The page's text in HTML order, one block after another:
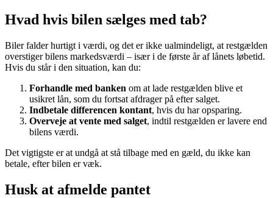
Hvad hvis bilen sælges med tab?
Biler falder hurtigt i værdi, og det er ikke ualmindeligt, at restgælden
overstiger bilens markedsværdi – især i de første år af lånets løbetid.
Hvis du står i den situation, kan du:
Forhandle med banken om at lade restgælden blive et
usikret lån, som du fortsat afdrager på efter salget.
Indbetale differencen kontant, hvis du har opsparing.
Overveje at vente med salget, indtil restgælden er lavere end
bilens værdi.
Det vigtigste er at undgå at stå tilbage med en gæld, du ikke kan
betale, efter bilen er væk.
Husk at afmelde pantet